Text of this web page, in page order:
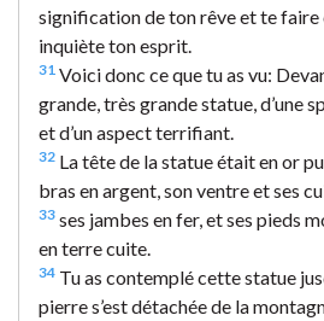
signification de ton rêve et te faire
inquiète ton esprit.
31 Voici donc ce que tu as vu:
grande, très grande statue, d’une
et d’un aspect terrifiant.
32 La tête de la statue était en or
bras en argent, son ventre et ses
33 ses jambes en fer, et ses pieds
en terre cuite.
34 Tu as contemplé cette statue
pierre s’est détachée de la